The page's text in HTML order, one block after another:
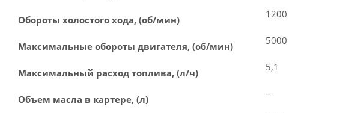
Обороты холостого хода, (об/мин) 1200
Максимальные обороты двигателя, (об/мин) 5000
Максимальный расход топлива, (л/ч) 5,1
Объем масла в картере, (л) –